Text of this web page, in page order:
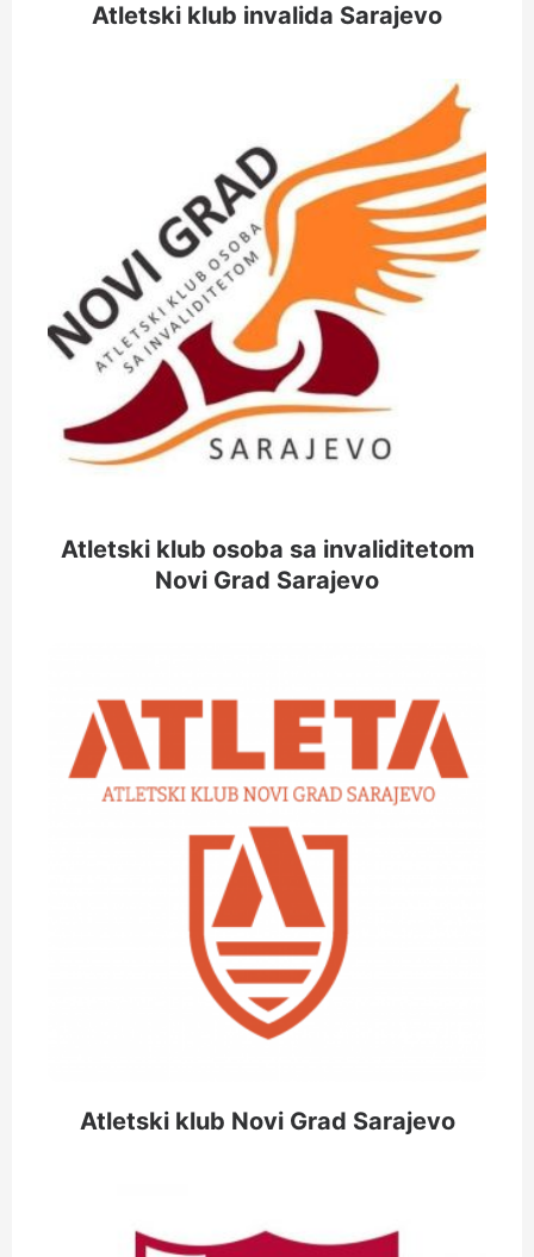
Atletski klub invalida Sarajevo
Atletski klub osoba sa invaliditetom
Novi Grad Sarajevo
Atletski klub Novi Grad Sarajevo